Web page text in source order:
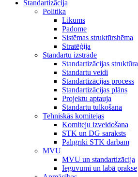
Standartizācija
Politika
Likums
Padome
Sistēmas struktūrshēma
Stratēģija
Standartu izstrāde
Standartizācijas struktūra
Standartu veidi
Standartizācijas process
Standartizācijas plāns
Projektu aptauja
Standartu tulkošana
Tehniskās komitejas
Komiteju izveidošana
STK un DG saraksts
Palīgrīki STK darbam
MVU
MVU un standartizācija
Ieguvumi un labā prakse